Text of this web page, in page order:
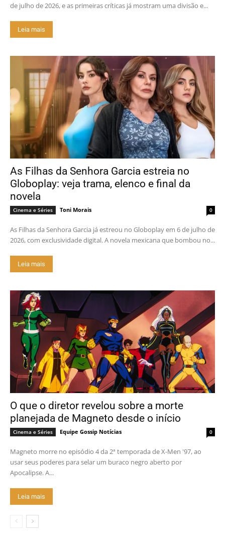
de julho de 2026, e as primeiras críticas já mostram uma divisão e...
Leia mais
As Filhas da Senhora Garcia estreia no
Globoplay: veja trama, elenco e final da
novela
Cinema e Séries Toni Morais 0
As Filhas da Senhora Garcia já estreou no Globoplay em 6 de julho de
2026, com exclusividade digital. A novela mexicana que bombou no...
Leia mais
O que o diretor revelou sobre a morte
planejada de Magneto desde o início
Cinema e Séries Equipe Gossip Notícias 0
Magneto morre no episódio 4 da 2ª temporada de X-Men '97, ao
usar seus poderes para selar um buraco negro aberto por
Apocalipse. A...
Leia mais